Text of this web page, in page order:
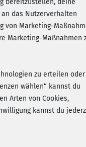
sehr anstrendend,
gemacht.
zu kompliziert, um
bereitzustellen, deine
das Nutzerverhalten
von Marketing-
Marketing-Maßnahmen
zu erteilen oder
wählen“ kannst du
Arten von Cookies,
kannst du